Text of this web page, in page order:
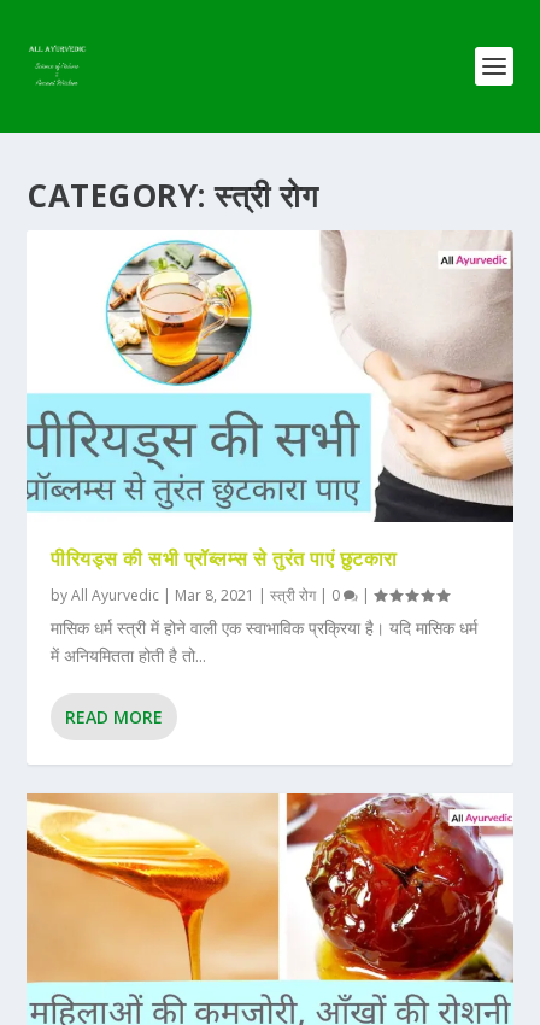
CATEGORY:स्त्री रोग
पीरियड्स की सभी प्रॉब्लम्स से तुरंत पाएं छुटकारा
byAll Ayurvedic | Mar 8, 2021 |स्त्री रोग| 0 |
मासिक धर्म स्त्री में होने वाली एक स्वाभाविक प्रक्रिया है। यदि मासिक धर्म
में अनियमितता होती है तो...
READ MORE